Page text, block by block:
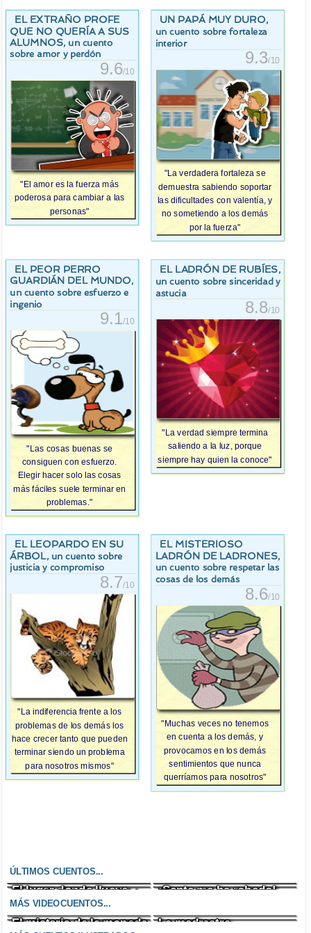
EL EXTRAÑO PROFE
QUE NO QUERÍA A SUS
ALUMNOS, un cuento
sobre amor y perdón
9.6/10
"El amor es la fuerza más
poderosa para cambiar a las
personas"
UN PAPÁ MUY DURO,
un cuento sobre fortaleza
interior
9.3/10
"La verdadera fortaleza se
demuestra sabiendo soportar
las dificultades con valentía, y
no sometiendo a los demás
por la fuerza"
EL PEOR PERRO
GUARDIÁN DEL MUNDO,
un cuento sobre esfuerzo e
ingenio
9.1/10
"Las cosas buenas se
consiguen con esfuerzo.
Elegir hacer solo las cosas
más fáciles suele terminar en
problemas."
EL LADRÓN DE RUBÍES,
un cuento sobre sinceridad y
astucia
8.8/10
"La verdad siempre termina
saliendo a la luz, porque
siempre hay quien la conoce"
EL LEOPARDO EN SU
ÁRBOL, un cuento sobre
justicia y compromiso
8.7/10
"La indiferencia frente a los
problemas de los demás los
hace crecer tanto que pueden
terminar siendo un problema
para nosotros mismos"
EL MISTERIOSO
LADRÓN DE LADRONES,
un cuento sobre respetar las
cosas de los demás
8.6/10
"Muchas veces no tenemos
en cuenta a los demás, y
provocamos en los demás
sentimientos que nunca
querríamos para nosotros"
ÚLTIMOS CUENTOS...
El lugar donde llueve
chocolate
¡Santa me ha robado!
Un enfado incontrolable El zombi cazafantasmas
MÁS VIDEOCUENTOS...
El misterio de la moneda
La madrastra